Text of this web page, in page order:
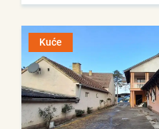
Kuće